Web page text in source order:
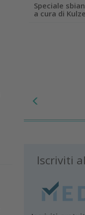
Speciale
a cura di
Iscriviti